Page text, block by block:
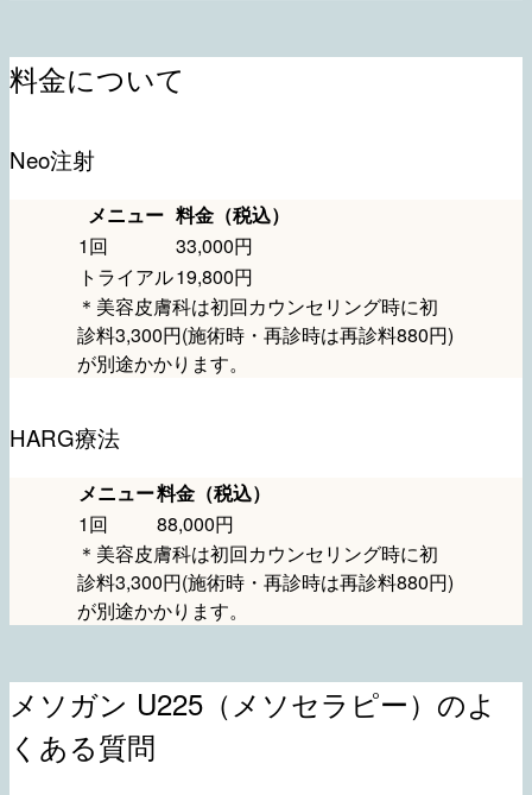
料金について
Neo注射
メニュー 料金（税込）
1回
33,000円
トライアル19,800円
＊美容皮膚科は初回カウンセリング時に初
診料3,300円(施術時・再診時は再診料880円)
が別途かかります。
HARG療法
メニュー料金（税込）
1回
88,000円
＊美容皮膚科は初回カウンセリング時に初
診料3,300円(施術時・再診時は再診料880円)
が別途かかります。
メソガン U225（メソセラピー）のよ
くある質問